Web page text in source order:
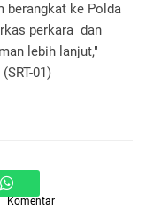
berangkat ke Polda
perkara dan
lebih lanjut,"
01)
Komentar